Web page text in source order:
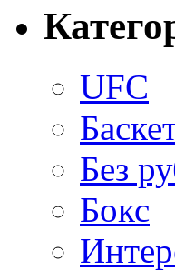
UFC
Без
Бокс